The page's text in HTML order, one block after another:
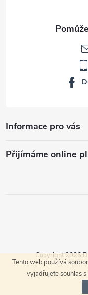
Tento web používá
vyjadřujete souhlas
Informace pro vás
Přijímáme online
Copyright 2026